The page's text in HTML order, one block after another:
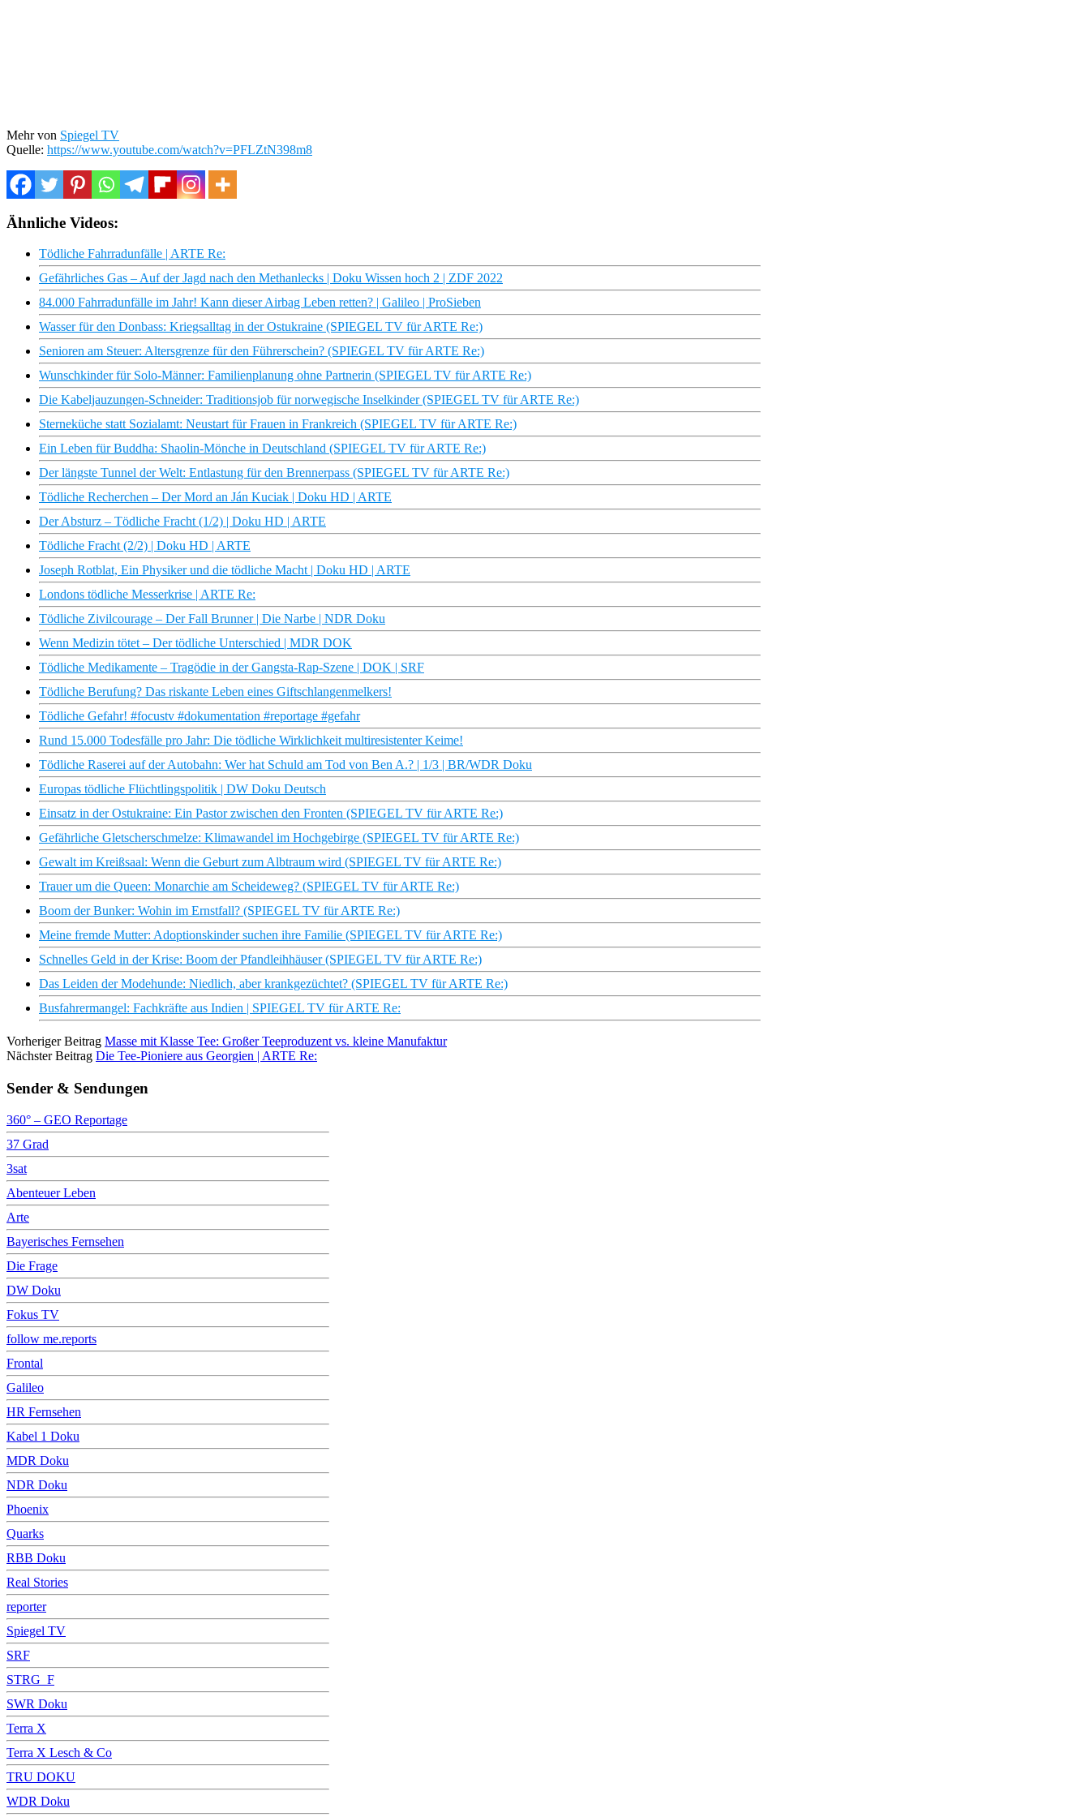
Mehr von Spiegel TV
Quelle: https://www.youtube.com/watch?v=PFLZtN398m8
Ähnliche Videos:
Tödliche Fahrradunfälle | ARTE Re:
Gefährliches Gas – Auf der Jagd nach den Methanlecks | Doku Wissen hoch 2 | ZDF 2022
84.000 Fahrradunfälle im Jahr! Kann dieser Airbag Leben retten? | Galileo | ProSieben
Wasser für den Donbass: Kriegsalltag in der Ostukraine (SPIEGEL TV für ARTE Re:)
Senioren am Steuer: Altersgrenze für den Führerschein? (SPIEGEL TV für ARTE Re:)
Wunschkinder für Solo-Männer: Familienplanung ohne Partnerin (SPIEGEL TV für ARTE Re:)
Die Kabeljauzungen-Schneider: Traditionsjob für norwegische Inselkinder (SPIEGEL TV für ARTE Re:)
Sterneküche statt Sozialamt: Neustart für Frauen in Frankreich (SPIEGEL TV für ARTE Re:)
Ein Leben für Buddha: Shaolin-Mönche in Deutschland (SPIEGEL TV für ARTE Re:)
Der längste Tunnel der Welt: Entlastung für den Brennerpass (SPIEGEL TV für ARTE Re:)
Tödliche Recherchen – Der Mord an Ján Kuciak | Doku HD | ARTE
Der Absturz – Tödliche Fracht (1/2) | Doku HD | ARTE
Tödliche Fracht (2/2) | Doku HD | ARTE
Joseph Rotblat, Ein Physiker und die tödliche Macht | Doku HD | ARTE
Londons tödliche Messerkrise | ARTE Re:
Tödliche Zivilcourage – Der Fall Brunner | Die Narbe | NDR Doku
Wenn Medizin tötet – Der tödliche Unterschied | MDR DOK
Tödliche Medikamente – Tragödie in der Gangsta-Rap-Szene | DOK | SRF
Tödliche Berufung? Das riskante Leben eines Giftschlangenmelkers!
Tödliche Gefahr! #focustv #dokumentation #reportage #gefahr
Rund 15.000 Todesfälle pro Jahr: Die tödliche Wirklichkeit multiresistenter Keime!
Tödliche Raserei auf der Autobahn: Wer hat Schuld am Tod von Ben A.? | 1/3 | BR/WDR Doku
Europas tödliche Flüchtlingspolitik | DW Doku Deutsch
Einsatz in der Ostukraine: Ein Pastor zwischen den Fronten (SPIEGEL TV für ARTE Re:)
Gefährliche Gletscherschmelze: Klimawandel im Hochgebirge (SPIEGEL TV für ARTE Re:)
Gewalt im Kreißsaal: Wenn die Geburt zum Albtraum wird (SPIEGEL TV für ARTE Re:)
Trauer um die Queen: Monarchie am Scheideweg? (SPIEGEL TV für ARTE Re:)
Boom der Bunker: Wohin im Ernstfall? (SPIEGEL TV für ARTE Re:)
Meine fremde Mutter: Adoptionskinder suchen ihre Familie (SPIEGEL TV für ARTE Re:)
Schnelles Geld in der Krise: Boom der Pfandleihhäuser (SPIEGEL TV für ARTE Re:)
Das Leiden der Modehunde: Niedlich, aber krankgezüchtet? (SPIEGEL TV für ARTE Re:)
Busfahrermangel: Fachkräfte aus Indien | SPIEGEL TV für ARTE Re:
Vorheriger Beitrag Masse mit Klasse Tee: Großer Teeproduzent vs. kleine Manufaktur
Nächster Beitrag Die Tee-Pioniere aus Georgien | ARTE Re:
Sender & Sendungen
360° – GEO Reportage
37 Grad
3sat
Abenteuer Leben
Arte
Bayerisches Fernsehen
Die Frage
DW Doku
Fokus TV
follow me.reports
Frontal
Galileo
HR Fernsehen
Kabel 1 Doku
MDR Doku
NDR Doku
Phoenix
Quarks
RBB Doku
Real Stories
reporter
Spiegel TV
SRF
STRG_F
SWR Doku
Terra X
Terra X Lesch & Co
TRU DOKU
WDR Doku